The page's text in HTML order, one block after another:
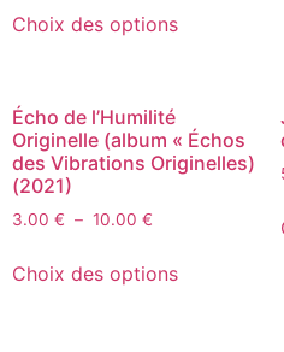
Choix des options
Écho de l’Humilité
Originelle (album « Échos
des Vibrations Originelles)
(2021)
3.00 € – 10.00 €
Choix des options